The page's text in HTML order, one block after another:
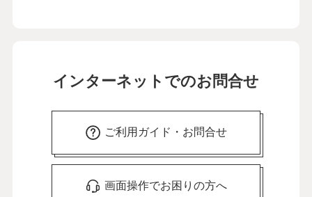
インターネットでのお問合せ
ご利用ガイド・お問合せ
画面操作でお困りの方へ